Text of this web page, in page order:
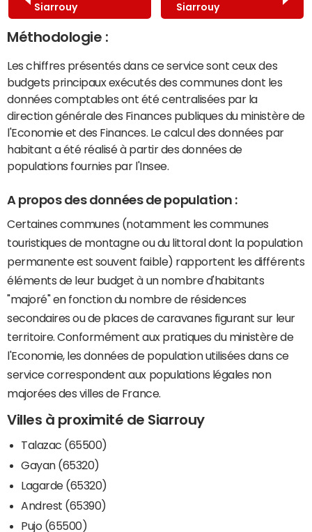
Siarrouy
Siarrouy
Méthodologie :
Les chiffres présentés dans ce service sont ceux des
budgets principaux exécutés des communes dont les
données comptables ont été centralisées par la
direction générale des Finances publiques du ministère de
l'Economie et des Finances. Le calcul des données par
habitant a été réalisé à partir des données de
populations fournies par l'Insee.
A propos des données de population :
Certaines communes (notamment les communes
touristiques de montagne ou du littoral dont la population
permanente est souvent faible) rapportent les différents
éléments de leur budget à un nombre d'habitants
"majoré" en fonction du nombre de résidences
secondaires ou de places de caravanes figurant sur leur
territoire. Conformément aux pratiques du ministère de
l'Economie, les données de population utilisées dans ce
service correspondent aux populations légales non
majorées des villes de France.
Villes à proximité de Siarrouy
Talazac (65500)
Gayan (65320)
Lagarde (65320)
Andrest (65390)
Pujo (65500)